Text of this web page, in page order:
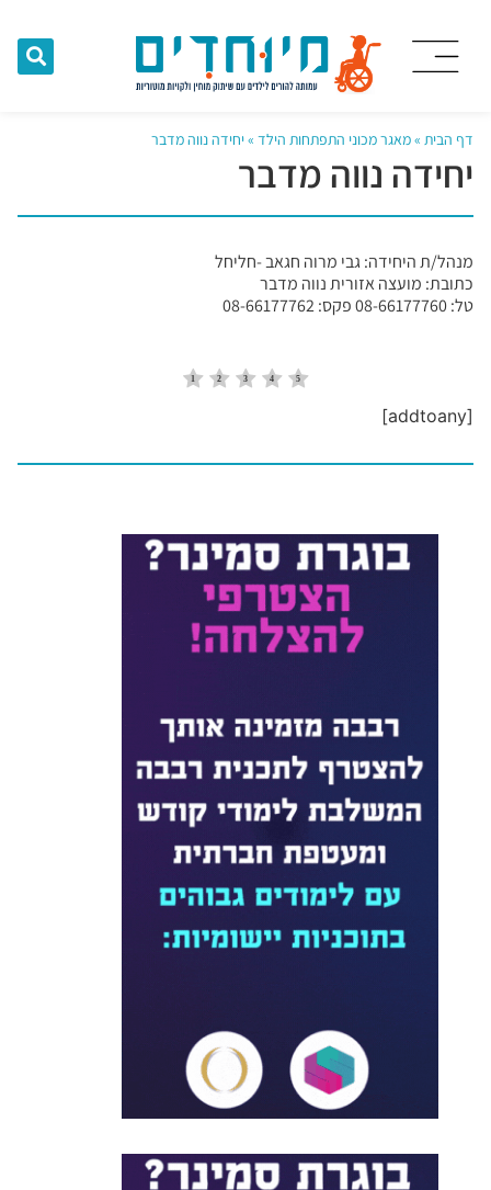
דף הבית »מאגר מכוני התפתחות הילד »יחידה נווה מדבר
יחידה נווה מדבר
מנהל/ת היחידה: גבי מרוה חגאב -חליחל
כתובת: מועצה אזורית נווה מדבר
טל: 08-66177760 פקס: 08-66177762
[addtoany]